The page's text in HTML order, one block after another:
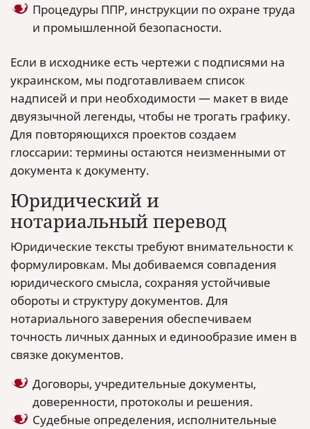
Процедуры ППР, инструкции по охране труда
и промышленной безопасности.
Если в исходнике есть чертежи с подписями на
украинском, мы подготавливаем список
надписей и при необходимости — макет в виде
двуязычной легенды, чтобы не трогать графику.
Для повторяющихся проектов создаем
глоссарии: термины остаются неизменными от
документа к документу.
Юридический и
нотариальный перевод
Юридические тексты требуют внимательности к
формулировкам. Мы добиваемся совпадения
юридического смысла, сохраняя устойчивые
обороты и структуру документов. Для
нотариального заверения обеспечиваем
точность личных данных и единообразие имен в
связке документов.
Договоры, учредительные документы,
доверенности, протоколы и решения.
Судебные определения, исполнительные